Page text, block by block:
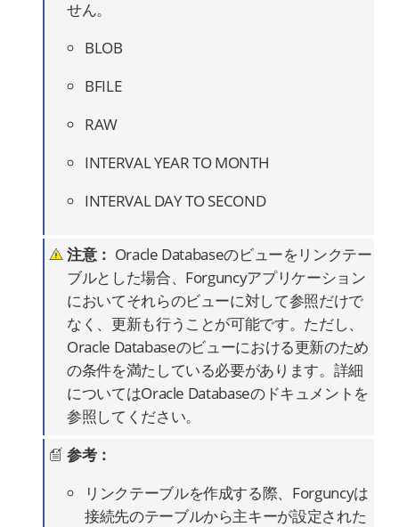
せん。
BLOB
BFILE
RAW
INTERVAL YEAR TO MONTH
INTERVAL DAY TO SECOND
注意： Oracle Databaseのビューをリンクテー
ブルとした場合、Forguncyアプリケーション
においてそれらのビューに対して参照だけで
なく、更新も行うことが可能です。ただし、
Oracle Databaseのビューにおける更新のため
の条件を満たしている必要があります。詳細
についてはOracle Databaseのドキュメントを
参照してください。
参考：
リンクテーブルを作成する際、Forguncyは
接続先のテーブルから主キーが設定された